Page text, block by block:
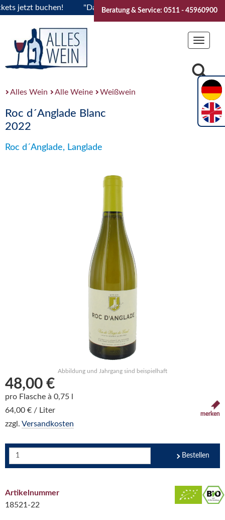
jetzt buchen! "Das Sommerfest 2026" Vive la
Beratung & Service: 0511 - 45960900
Toggle
Alles Wein Alle Weine Weißwein
Roc d´Anglade Blanc
2022
Roc d´Anglade, Langlade
Abbildung und Jahrgang sind beispielhaft
48,00 €
pro Flasche à 0,75 l
64,00 € / Liter
zzgl. Versandkosten
merken
Bestellen
Artikelnummer
18521-22